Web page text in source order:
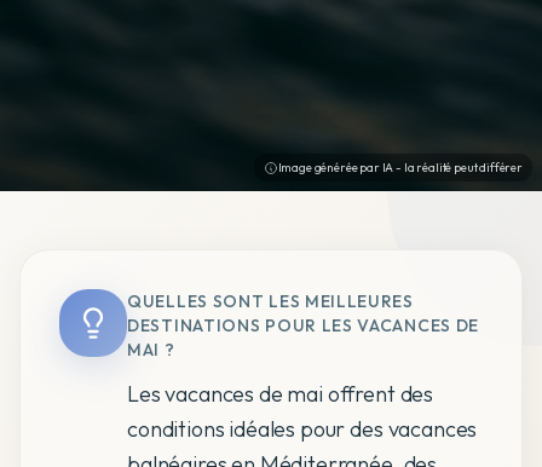
Image générée par IA - la réalité peut différer
QUELLES SONT LES MEILLEURES
DESTINATIONS POUR LES VACANCES DE
MAI ?
Les vacances de mai offrent des
conditions idéales pour des vacances